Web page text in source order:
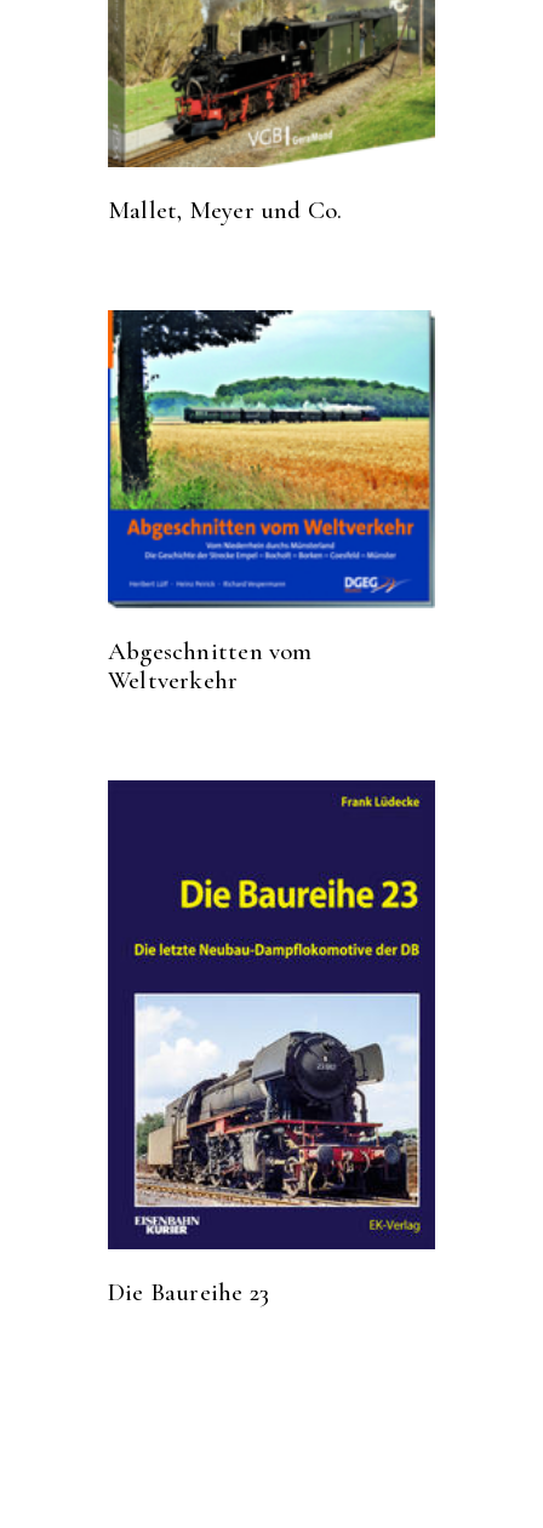
Mallet, Meyer und Co.
Abgeschnitten vom
Weltverkehr
Die Baureihe 23